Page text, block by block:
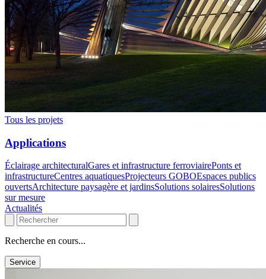
Tous les projets
Applications
Éclairage architecturalGares et infrastructure ferroviairePonts et
infrastructureCentres aquatiquesProjecteurs GOBOEspaces publics
ouvertsArchitecture paysagère et jardinsSolutions solairesSolutions
sur mesure
Actualités
Recherche en cours...
Service